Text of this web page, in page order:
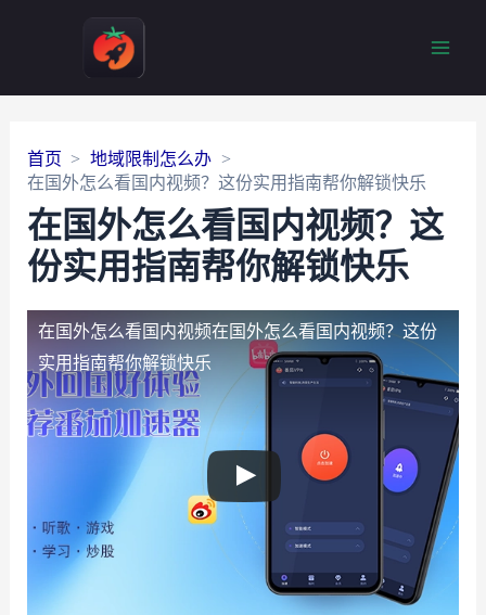
首页
地域限制怎么办
在国外怎么看国内视频？这份实用指南帮你解锁快乐
在国外怎么看国内视频？这
份实用指南帮你解锁快乐
在国外怎么看国内视频在国外怎么看国内视频？这份
实用指南帮你解锁快乐